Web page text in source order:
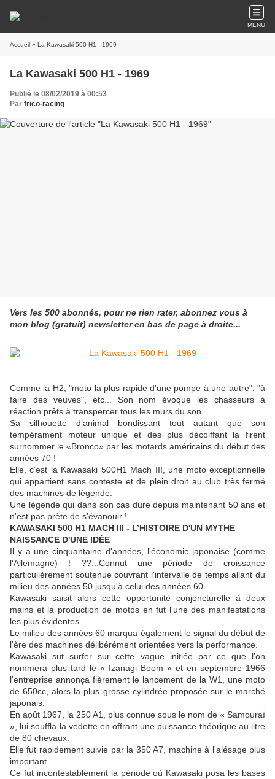
MENU
Accueil » La Kawasaki 500 H1 - 1969
La Kawasaki 500 H1 - 1969
Publié le 08/02/2019 à 00:53
Par frico-racing
Vers les 500 abonnés, pour ne rien rater, abonnez vous à
mon blog (gratuit) newsletter en bas de page à droite...
Comme la H2, "moto la plus rapide d'une pompe à une autre", "à
faire des veuves", etc... Son nom évoque les chasseurs à
réaction prêts à transpercer tous les murs du son...
Sa silhouette d’animal bondissant tout autant que son
tempérament moteur unique et des plus décoiffant la firent
surnommer le «Bronco» par les motards américains du début des
années 70 !
Elle, c’est la Kawasaki 500H1 Mach III, une moto exceptionnelle
qui appartient sans conteste et de plein droit au club très fermé
des machines de légende.
Une légende qui dans son cas dure depuis maintenant 50 ans et
n'est pas prête de s'évanouir !
KAWASAKI 500 H1 MACH III - L’HISTOIRE D'UN MYTHE
NAISSANCE D'UNE IDÉE
Il y a une cinquantaine d'années, l'économie japonaise (comme
l'Allemagne) ! ??...Connut une période de croissance
particulièrement soutenue couvrant l'intervalle de temps allant du
milieu des années 50 jusqu'à celui des années 60.
Kawasaki saisit alors cette opportunité conjoncturelle à deux
mains et la production de motos en fut l'une des manifestations
les plus évidentes.
Le milieu des années 60 marqua également le signal du début de
l'ère des machines délibérément orientées vers la performance.
Kawasaki sut surfer sur cette vague initiée par ce que l'on
nommera plus tard le « Izanagi Boom » et en septembre 1966
l'entreprise annonça fièrement le lancement de la W1, une moto
de 650cc, alors la plus grosse cylindrée proposée sur le marché
japonais.
En août 1967, la 250 A1, plus connue sous le nom de « Samouraï
», lui souffla la vedette en offrant une puissance théorique au litre
de 80 chevaux.
Elle fut rapidement suivie par la 350 A7, machine à l'alésage plus
important.
Ce fut incontestablement la période où Kawasaki posa les bases